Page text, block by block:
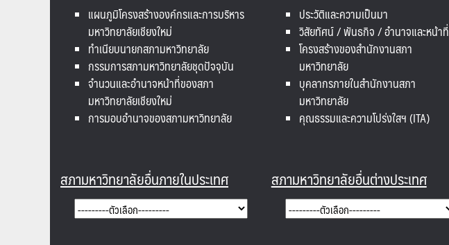
แผนภูมิโครงสร้างองค์กรและการบริหาร
มหาวิทยาลัยเชียงใหม่
ทำเนียบนายกสภามหาวิทยาลัย
กรรมการสภามหาวิทยาลัยชุดปัจจุบัน
จำนวนและอำนาจหน้าที่ของสภา
มหาวิทยาลัยเชียงใหม่
การมอบอำนาจของสภามหาวิทยาลัย
ประวัติและความเป็นมา
วิสัยทัศน์ / พันธกิจ / อำนาจและหน้าที่
โครงสร้างของสำนักงานสภา
มหาวิทยาลัย
บุคลากรภายในสำนักงานสภา
มหาวิทยาลัย
คุณธรรมและความโปร่งใสฯ (ITA)
สภามหาวิทยาลัยอื่นภายในประเทศ สภามหาวิทยาลัยอื่นต่างประเทศ